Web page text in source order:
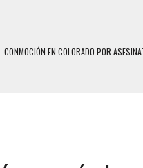
CONMOCIÓN EN COLORADO POR
LA QUE SOBREVIVIÓ UN HOMBRE Y SU
SU NEVERA MIENTRAS LA